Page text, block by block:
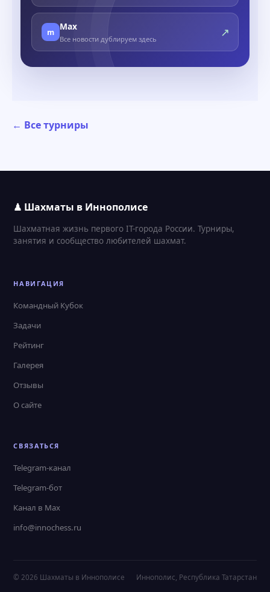
m Max
Все новости дублируем здесь ↗
← Все турниры
♟ Шахматы в Иннополисе
Шахматная жизнь первого IT-города России. Турниры,
занятия и сообщество любителей шахмат.
НАВИГАЦИЯ
Командный Кубок
Задачи
Рейтинг
Галерея
Отзывы
О сайте
СВЯЗАТЬСЯ
Telegram-канал
Telegram-бот
Канал в Max
info@innochess.ru
© 2026 Шахматы в Иннополисе Иннополис, Республика Татарстан